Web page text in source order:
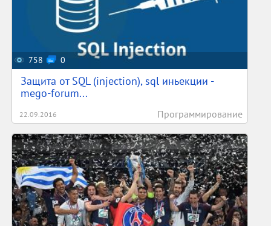
758 0
Защита от SQL (injection), sql иньекции -
mego-forum...
22.09.2016 Программирование